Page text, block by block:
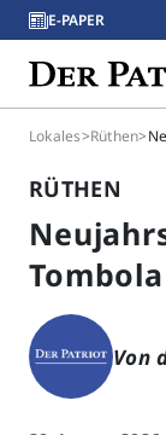
E-PAPER
Lokales>Rüthen>
RÜTHEN
Von